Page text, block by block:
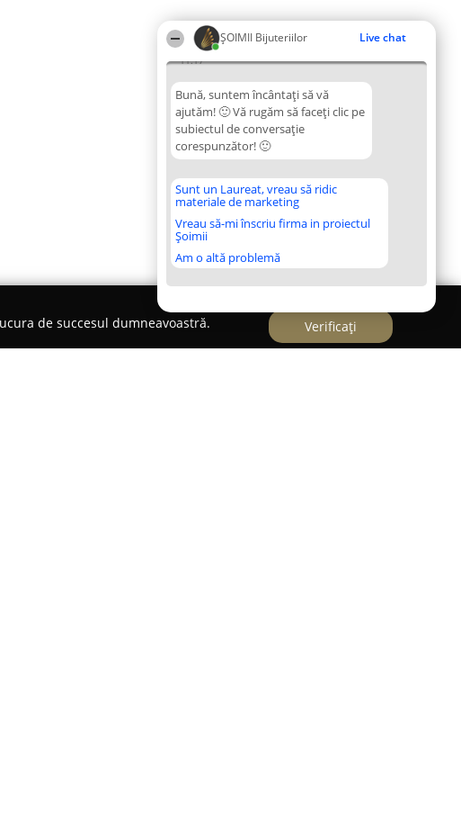
ŞOIMII Bijuteriilor Live chat
11:17
Bună, suntem încântați să vă
ajutăm! 🙂 Vă rugăm să faceți clic pe
subiectul de conversație
corespunzător! 🙂
Sunt un Laureat, vreau să ridic
materiale de marketing
Vreau să-mi înscriu firma in proiectul
Șoimii
Am o altă problemă
de succesul dumneavoastră.
Verificați